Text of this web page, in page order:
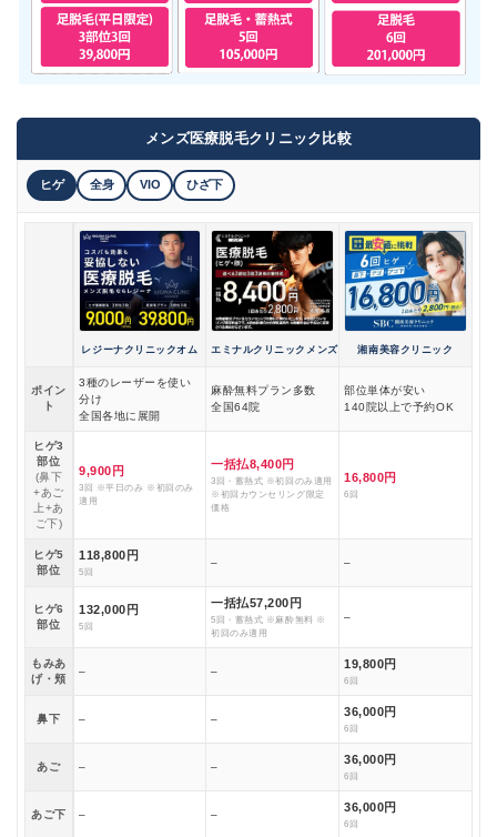
メンズ医療脱毛クリニック比較
ヒゲ 全身 VIO ひざ下
レジーナクリニックオム エミナルクリニックメンズ 湘南美容クリニック
ポイン
ト
3種のレーザーを使い
分け
全国各地に展開
麻酔無料プラン多数
全国64院
部位単体が安い
140院以上で予約OK
ヒゲ3
部位
(鼻下
+あご
上+あ
ご下)
9,900円
3回 ※平日のみ ※初回のみ
適用
一括払8,400円
3回・蓄熱式 ※初回のみ適用
※初回カウンセリング限定
価格
16,800円
6回
ヒゲ5
部位
118,800円
5回
– –
ヒゲ6
部位
132,000円
5回
一括払57,200円
5回・蓄熱式 ※麻酔無料 ※
初回のみ適用
–
もみあ
げ・頬
– –
19,800円
6回
鼻下 – –
36,000円
6回
あご – –
36,000円
6回
あご下 – –
36,000円
6回